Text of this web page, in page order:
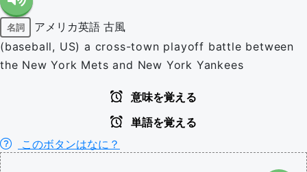
名詞 アメリカ英語 古風
(baseball, US) a cross-town playoff battle between
the New York Mets and New York Yankees
意味を覚える
単語を覚える
このボタンはなに？